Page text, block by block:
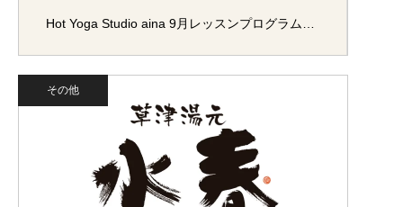
Hot Yoga Studio aina 9月レッスンプログラム…
その他